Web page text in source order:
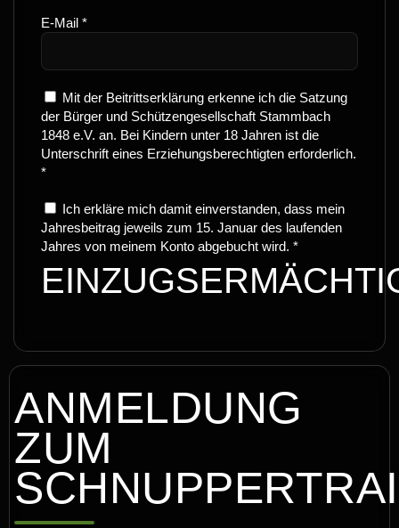
E-Mail *
Mit der Beitrittserklärung erkenne ich die Satzung
der Bürger und Schützengesellschaft Stammbach
1848 e.V. an. Bei Kindern unter 18 Jahren ist die
Unterschrift eines Erziehungsberechtigten erforderlich.
*
Ich erkläre mich damit einverstanden, dass mein
Jahresbeitrag jeweils zum 15. Januar des laufenden
Jahres von meinem Konto abgebucht wird. *
ANMELDUNG
ZUM